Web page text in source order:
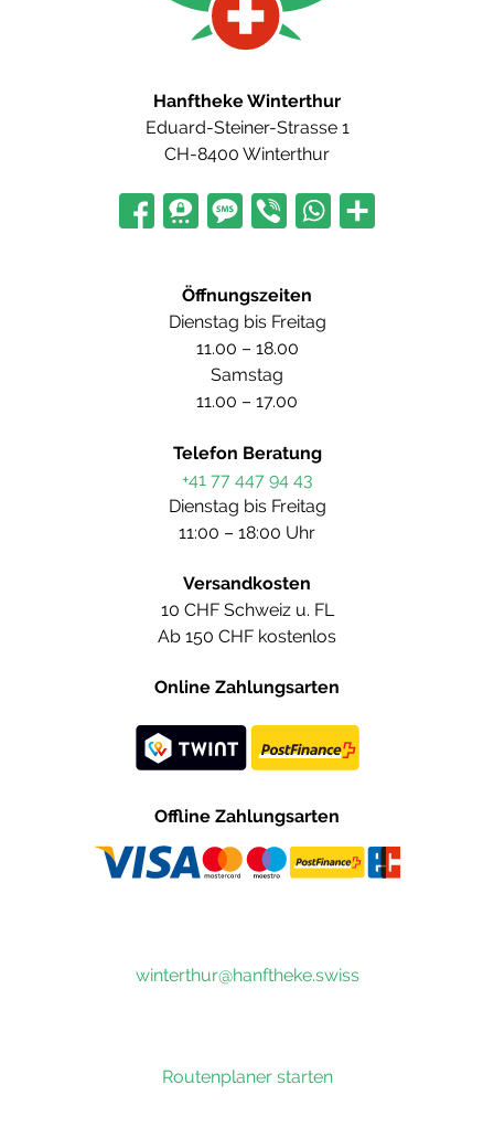
Hanftheke Winterthur
Eduard-Steiner-Strasse 1
CH-8400 Winterthur
Öffnungszeiten
Dienstag bis Freitag
11.00 – 18.00
Samstag
11.00 – 17.00
Telefon Beratung
+41 77 447 94 43
Dienstag bis Freitag
11:00 – 18:00 Uhr
Versandkosten
10 CHF Schweiz u. FL
Ab 150 CHF kostenlos
Online Zahlungsarten
Offline Zahlungsarten
winterthur@hanftheke.swiss
Routenplaner starten